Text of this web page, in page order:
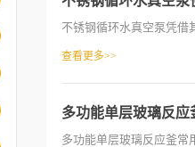
不锈钢循环水真空泵凭借
查看更多>>
多功能单层玻璃反
多功能单层玻璃反应釜常